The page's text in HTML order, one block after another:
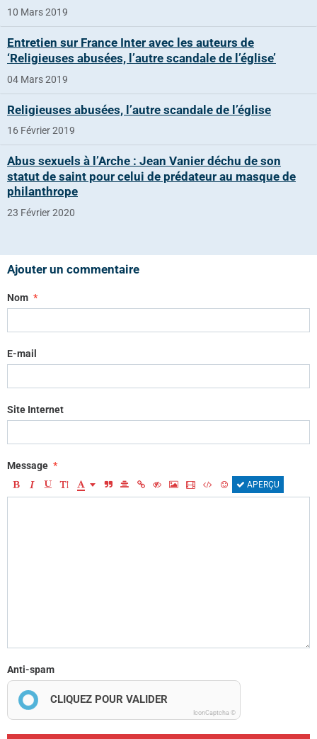
10 Mars 2019
Entretien sur France Inter avec les auteurs de
‘Religieuses abusées, l’autre scandale de l’église’
04 Mars 2019
Religieuses abusées, l’autre scandale de l’église
16 Février 2019
Abus sexuels à l’Arche : Jean Vanier déchu de son
statut de saint pour celui de prédateur au masque de
philanthrope
23 Février 2020
Ajouter un commentaire
Nom
E-mail
Site Internet
Message
APERÇU
Anti-spam
CLIQUEZ POUR VALIDER
IconCaptcha ©